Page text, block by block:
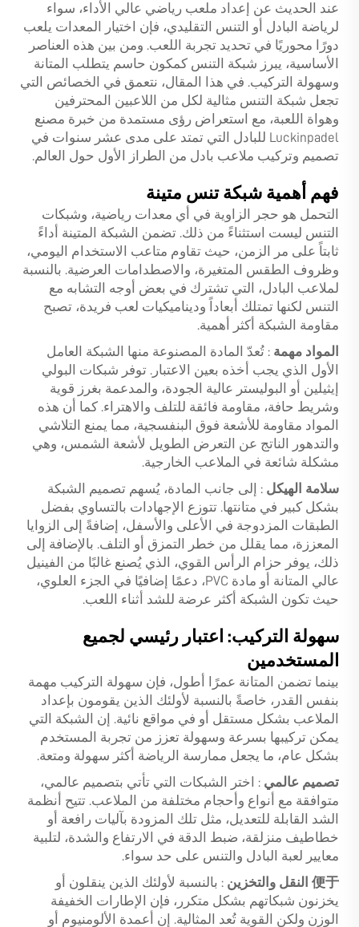
عند الحديث عن إعداد ملعب رياضي عالي الأداء، سواء
لرياضة البادل أو التنس التقليدي، فإن اختيار المعدات يلعب
دورًا محوريًا في تحديد تجربة اللعب. ومن بين هذه العناصر
الأساسية، يبرز شبكة التنس كمكون حاسم يتطلب المتانة
وسهولة التركيب. في هذا المقال، نتعمق في الخصائص التي
تجعل شبكة التنس مثالية لكل من اللاعبين المحترفين
وهواة اللعبة، مع استعراض رؤى مستمدة من خبرة مصنع
Luckinpadel للبادل التي تمتد على مدى عشر سنوات في
تصميم وتركيب ملاعب بادل من الطراز الأول حول العالم.
فهم أهمية شبكة تنس متينة
التحمل هو حجر الزاوية في أي معدات رياضية، وشبكات
التنس ليست استثناءً من ذلك. تضمن الشبكة المتينة أداءً
ثابتاً على مر الزمن، حيث تقاوم متاعب الاستخدام اليومي،
وظروف الطقس المتغيرة، والاصطدامات العرضية. بالنسبة
لملاعب البادل، التي تشترك في بعض أوجه التشابه مع
التنس لكنها تمتلك أبعاداً وديناميكيات لعب فريدة، تصبح
مقاومة الشبكة أكثر أهمية.
المواد مهمة : تُعدّ المادة المصنوعة منها الشبكة العامل
الأول الذي يجب أخذه بعين الاعتبار. توفر شبكات البولي
إيثيلين أو البوليستر عالية الجودة، والمدعمة بغرز قوية
وشريط حافة، مقاومة فائقة للتلف والاهتراء. كما أن هذه
المواد مقاومة للأشعة فوق البنفسجية، مما يمنع التلاشي
والتدهور الناتج عن التعرض الطويل لأشعة الشمس، وهي
مشكلة شائعة في الملاعب الخارجية.
سلامة الهيكل : إلى جانب المادة، يُسهم تصميم الشبكة
بشكل كبير في متانتها. تتوزع الإجهادات بالتساوي بفضل
الطبقات المزدوجة في الأعلى والأسفل، إضافةً إلى الزوايا
المعززة، مما يقلل من خطر التمزق أو التلف. بالإضافة إلى
ذلك، يوفر حزام الرأس القوي، الذي يُصنع غالبًا من الفينيل
عالي المتانة أو مادة PVC، دعمًا إضافيًا في الجزء العلوي،
حيث تكون الشبكة أكثر عرضة للشد أثناء اللعب.
سهولة التركيب: اعتبار رئيسي لجميع
المستخدمين
بينما تضمن المتانة عمرًا أطول، فإن سهولة التركيب مهمة
بنفس القدر، خاصةً بالنسبة لأولئك الذين يقومون بإعداد
الملاعب بشكل مستقل أو في مواقع نائية. إن الشبكة التي
يمكن تركيبها بسرعة وسهولة تعزز من تجربة المستخدم
بشكل عام، ما يجعل ممارسة الرياضة أكثر سهولة ومتعة.
تصميم عالمي : اختر الشبكات التي تأتي بتصميم عالمي،
متوافقة مع أنواع وأحجام مختلفة من الملاعب. تتيح أنظمة
الشد القابلة للتعديل، مثل تلك المزودة بآليات رافعة أو
خطاطيف منزلقة، ضبط الدقة في الارتفاع والشدة، لتلبية
معايير لعبة البادل والتنس على حد سواء.
便于 النقل والتخزين
: بالنسبة لأولئك الذين ينقلون أو
يخزنون شبكاتهم بشكل متكرر، فإن الإطارات الخفيفة
الوزن ولكن القوية تُعد المثالية. إن أعمدة الألومنيوم أو